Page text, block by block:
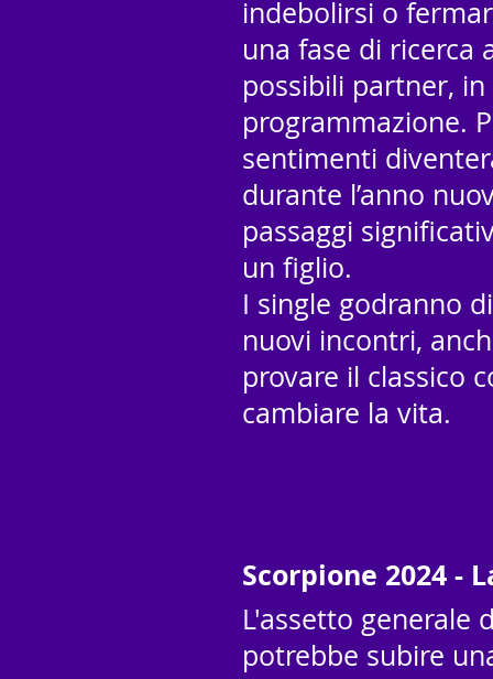
indebolirsi o
una fase di ricerca
possibili partner,
programmazione.
sentimenti
durante l’anno
passaggi
un figlio.
I single godranno
nuovi incontri,
provare il classico
cambiare la vita.
Scorpione 2024 -
L'assetto generale
potrebbe subire